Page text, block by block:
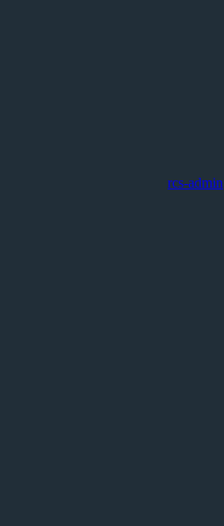
rcs-admin